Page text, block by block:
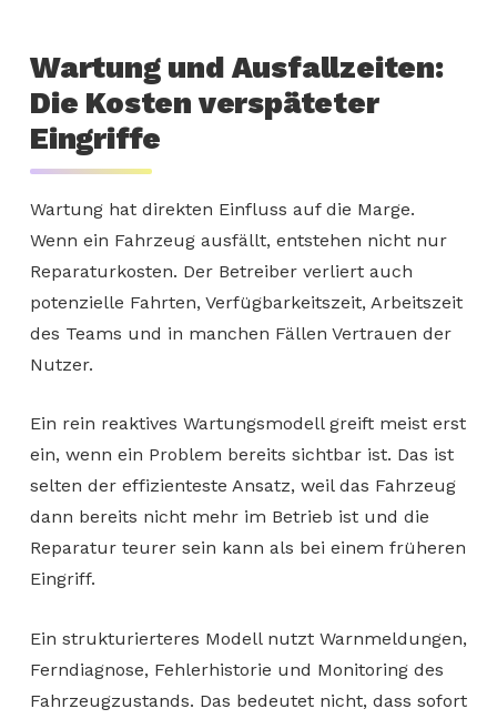
Wartung und Ausfallzeiten:
Die Kosten verspäteter
Eingriffe
Wartung hat direkten Einfluss auf die Marge.
Wenn ein Fahrzeug ausfällt, entstehen nicht nur
Reparaturkosten. Der Betreiber verliert auch
potenzielle Fahrten, Verfügbarkeitszeit, Arbeitszeit
des Teams und in manchen Fällen Vertrauen der
Nutzer.
Ein rein reaktives Wartungsmodell greift meist erst
ein, wenn ein Problem bereits sichtbar ist. Das ist
selten der effizienteste Ansatz, weil das Fahrzeug
dann bereits nicht mehr im Betrieb ist und die
Reparatur teurer sein kann als bei einem früheren
Eingriff.
Ein strukturierteres Modell nutzt Warnmeldungen,
Ferndiagnose, Fehlerhistorie und Monitoring des
Fahrzeugzustands. Das bedeutet nicht, dass sofort